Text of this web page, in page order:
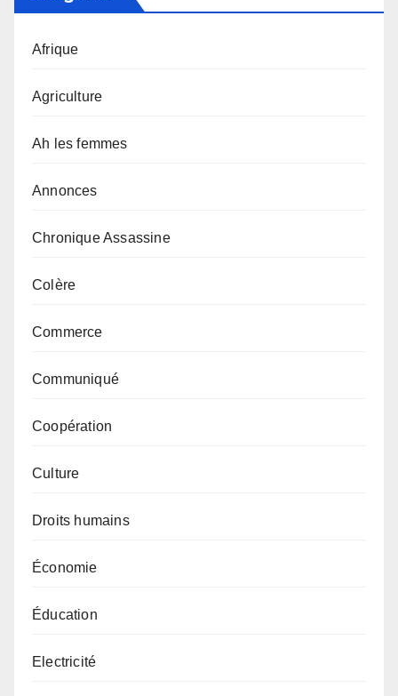
Afrique
Agriculture
Ah les femmes
Annonces
Chronique Assassine
Colère
Commerce
Communiqué
Coopération
Culture
Droits humains
Économie
Éducation
Electricité